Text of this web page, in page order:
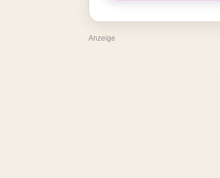
Anzeige